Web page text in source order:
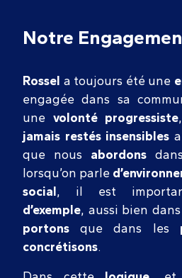
Notre
Rossel a toujours été une
engagée dans sa
une volonté progressiste
jamais restés insensibles
que nous abordons
lorsqu’on parle
social, il est
d’exemple, aussi bien
portons que dans les
concrétisons.